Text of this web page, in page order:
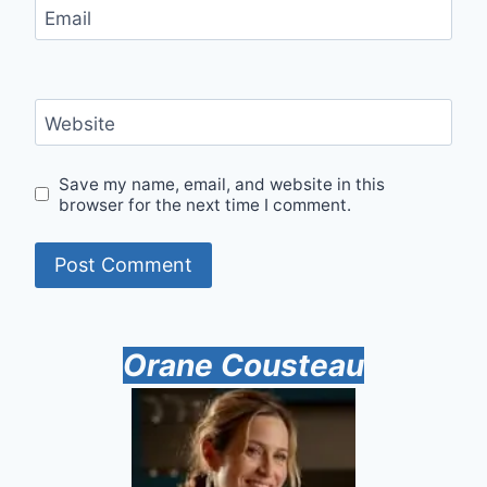
Email
Website
Save my name, email, and website in this
browser for the next time I comment.
Orane Cousteau